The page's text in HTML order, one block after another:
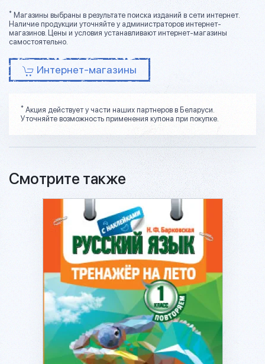
* Магазины выбраны в результате поиска изданий в сети интернет.
Наличие продукции уточняйте у администраторов интернет-
магазинов. Цены и условия устанавливают интернет-магазины
самостоятельно.
Интернет-магазины
* Акция действует у части наших партнеров в Беларуси.
Уточняйте возможность применения купона при покупке.
Смотрите также
Подробнее...